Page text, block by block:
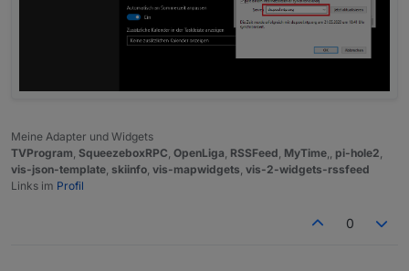
Meine Adapter und Widgets
TVProgram SqueezeboxRPC OpenLiga RSSFeed MyTime pi-hole2
vis-json-template skiinfo vis-mapwidgets vis-2-widgets-rssfeed
Links im Profil
0